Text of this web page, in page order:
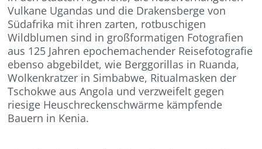
Vulkane Ugandas und die Drakensberge von
Südafrika mit ihren zarten, rotbuschigen
Wildblumen sind in großformatigen Fotografien
aus 125 Jahren epochemachender Reisefotografie
ebenso abgebildet, wie Berggorillas in Ruanda,
Wolkenkratzer in Simbabwe, Ritualmasken der
Tschokwe aus Angola und verzweifelt gegen
riesige Heuschreckenschwärme kämpfende
Bauern in Kenia.